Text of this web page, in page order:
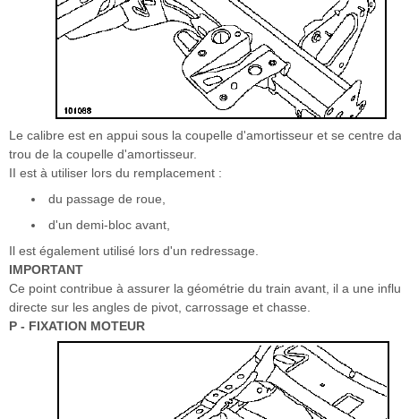
Le calibre est en appui sous la coupelle d'amortisseur et se centre
trou de la coupelle d'amortisseur.
II est à utiliser lors du remplacement :
du passage de roue,
d'un demi-bloc avant,
Il est également utilisé lors d'un redressage.
IMPORTANT
Ce point contribue à assurer la géométrie du train avant, il a une
directe sur les angles de pivot, carrossage et chasse.
P - FIXATION MOTEUR